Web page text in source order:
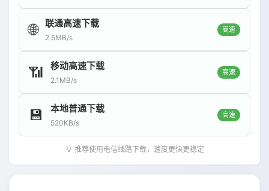
🌐 联通高速下载
2.5MB/s
高速
📶 移动高速下载
2.1MB/s
高速
💾 本地普通下载
520KB/s
高速
💡 推荐使用电信线路下载，速度更快更稳定